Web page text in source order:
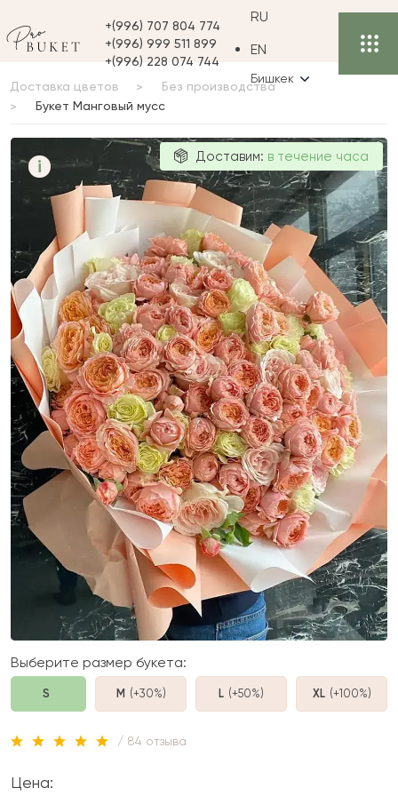
+(996) 707 804 774
+(996) 999 511 899
+(996) 228 074 744
RU
EN
Бишкек
Доставка цветов
Без производства
Букет Манговый мусс
i Доставим: в течение часа
Выберите размер букета:
S M (+30%) L (+50%) XL (+100%)
/ 84 отзыва
Цена: